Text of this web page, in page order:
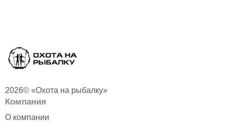
2026© «Охота на рыбалку»
Компания
О компании